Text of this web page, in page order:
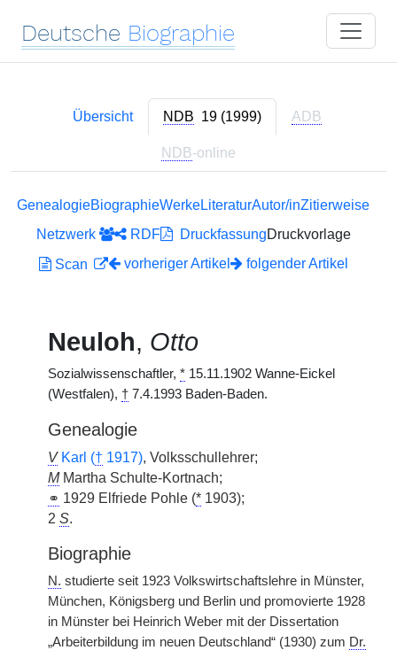
Deutsche Biographie
Übersicht NDB 19 (1999) ADB
NDB-online
GenealogieBiographieWerkeLiteraturAutor/inZitierweise
Netzwerk
RDF DruckfassungDruckvorlage
Scan
vorheriger Artikel folgender Artikel
Neuloh, Otto
Sozialwissenschaftler, * 15.11.1902 Wanne-Eickel
(Westfalen), † 7.4.1993 Baden-Baden.
Genealogie
V Karl († 1917), Volksschullehrer;
MMartha Schulte-Kortnach;
⚭ 1929 Elfriede Pohle (* 1903);
2 S.
Biographie
N. studierte seit 1923 Volkswirtschaftslehre in Münster,
München, Königsberg und Berlin und promovierte 1928
in Münster bei Heinrich Weber mit der Dissertation
„Arbeiterbildung im neuen Deutschland“ (1930) zum Dr.